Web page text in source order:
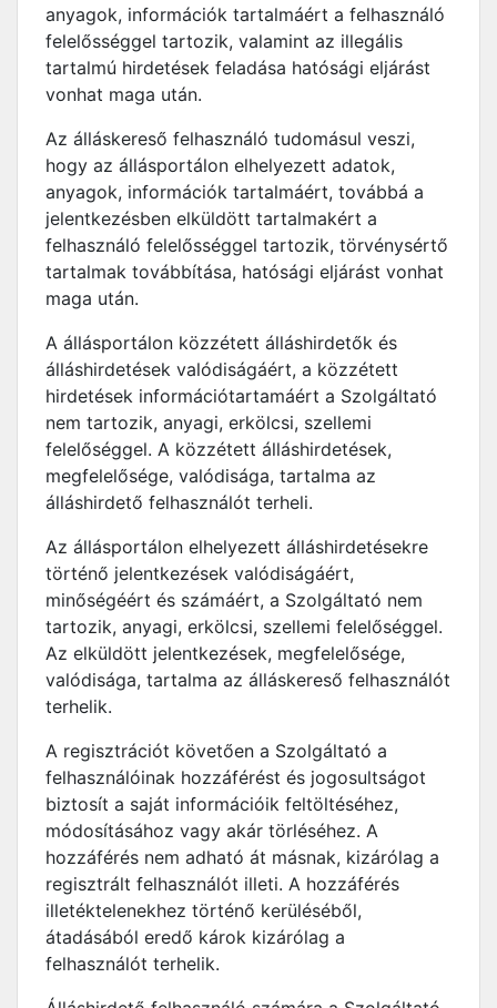
anyagok, információk tartalmáért a felhasználó
felelősséggel tartozik, valamint az illegális
tartalmú hirdetések feladása hatósági eljárást
vonhat maga után.
Az álláskereső felhasználó tudomásul veszi,
hogy az állásportálon elhelyezett adatok,
anyagok, információk tartalmáért, továbbá a
jelentkezésben elküldött tartalmakért a
felhasználó felelősséggel tartozik, törvénysértő
tartalmak továbbítása, hatósági eljárást vonhat
maga után.
A állásportálon közzétett álláshirdetők és
álláshirdetések valódiságáért, a közzétett
hirdetések információtartamáért a Szolgáltató
nem tartozik, anyagi, erkölcsi, szellemi
felelőséggel. A közzétett álláshirdetések,
megfelelősége, valódisága, tartalma az
álláshirdető felhasználót terheli.
Az állásportálon elhelyezett álláshirdetésekre
történő jelentkezések valódiságáért,
minőségéért és számáért, a Szolgáltató nem
tartozik, anyagi, erkölcsi, szellemi felelőséggel.
Az elküldött jelentkezések, megfelelősége,
valódisága, tartalma az álláskereső felhasználót
terhelik.
A regisztrációt követően a Szolgáltató a
felhasználóinak hozzáférést és jogosultságot
biztosít a saját információik feltöltéséhez,
módosításához vagy akár törléséhez. A
hozzáférés nem adható át másnak, kizárólag a
regisztrált felhasználót illeti. A hozzáférés
illetéktelenekhez történő kerüléséből,
átadásából eredő károk kizárólag a
felhasználót terhelik.